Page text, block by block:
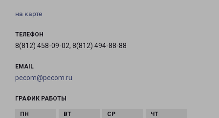
на карте
ТЕЛЕФОН
8(812) 458-09-02, 8(812) 494-88-88
EMAIL
pecom@pecom.ru
ГРАФИК РАБОТЫ